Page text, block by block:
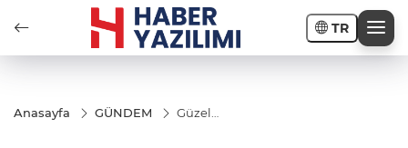
TR
Anasayfa GÜNDEM
Güzel